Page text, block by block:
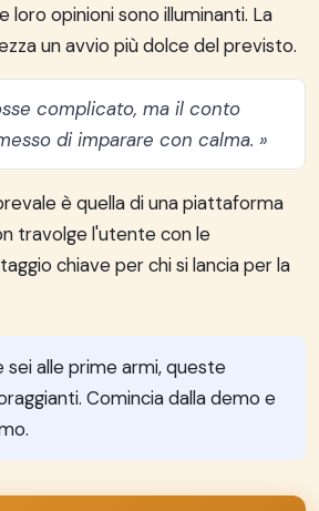
loro opinioni sono illuminanti. La
un avvio più dolce del previsto.
complicato, ma il conto
di imparare con calma. »
è quella di una piattaforma
travolge l'utente con le
chiave per chi si lancia per la
sei alle prime armi, queste
Comincia dalla demo e